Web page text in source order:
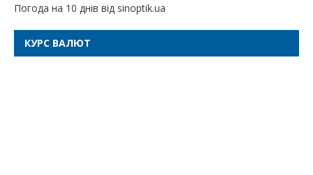
Погода на 10 днів від sinoptik.ua
КУРС ВАЛЮТ